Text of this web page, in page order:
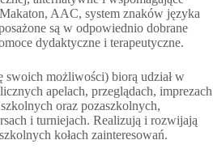
AAC, system znaków języka
są w odpowiednio dobrane
dydaktyczne i terapeutyczne.
swoich możliwości) biorą udział w
apelach, przeglądach, imprezach
oraz pozaszkolnych,
i turniejach. Realizują i rozwijają
kołach zainteresowań.